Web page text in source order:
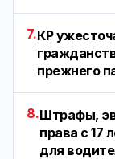
7.КР
прежнего
8.Штрафы,
права с 17
для